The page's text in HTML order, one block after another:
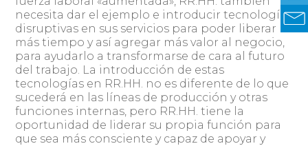
necesita dar el ejemplo e introducir tecnologías
disruptivas en sus servicios para poder liberar
más tiempo y así agregar más valor al negocio,
para ayudarlo a transformarse de cara al futuro
del trabajo. La introducción de estas
tecnologías en RR.HH. no es diferente de lo que
sucederá en las líneas de producción y otras
funciones internas, pero RR.HH. tiene la
oportunidad de liderar su propia función para
que sea más consciente y capaz de apoyar y